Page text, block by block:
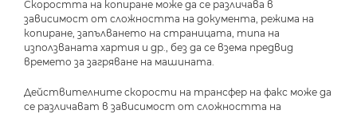
Скоростта на копиране може да се различава в
зависимост от сложността на документа, режима на
копиране, запълването на страницата, типа на
използваната хартия и др., без да се взема предвид
времето за загряване на машината.
Действителните скорости на трансфер на факс може да
се различават в зависимост от сложността на